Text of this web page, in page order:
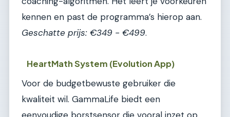
kennen en past de programma’s hierop aan.
Geschatte prijs: €349 - €499.
HeartMath System (Evolution App)
Voor de budgetbewuste gebruiker die
kwaliteit wil. GammaLife biedt een